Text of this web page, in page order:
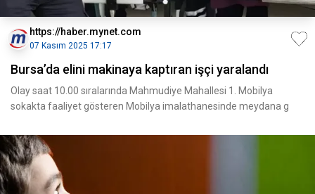
https://haber.mynet.com
07 Kasım 2025 17:17
Bursa’da elini makinaya kaptıran işçi yaralandı
Olay saat 10.00 sıralarında Mahmudiye Mahallesi 1. Mobilya
sokakta faaliyet gösteren Mobilya imalathanesinde meydana g